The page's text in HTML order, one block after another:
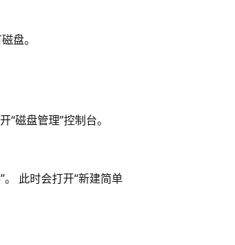
盘。
磁盘管理”控制台。
此时会打开“新建简单